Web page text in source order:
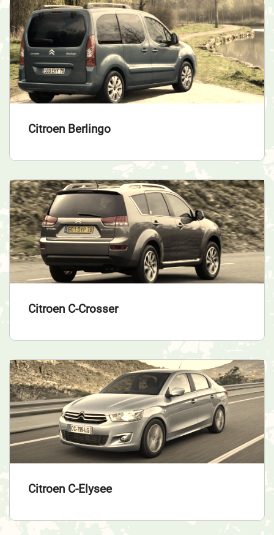
Citroen Berlingo
Citroen C-Crosser
Citroen C-Elysee